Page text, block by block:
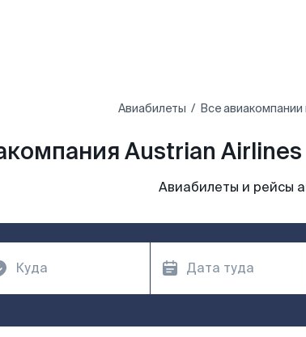
Авиабилеты Все
Austrian
Авиабилеты и рейсы